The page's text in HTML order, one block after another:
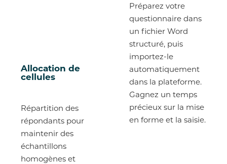
Préparez votre
questionnaire dans
un fichier Word
structuré, puis
importez-le
automatiquement
dans la plateforme.
Gagnez un temps
précieux sur la mise
en forme et la saisie.
Allocation de
cellules
Répartition des
répondants pour
maintenir des
échantillons
homogènes et